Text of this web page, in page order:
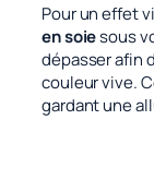
Pour un effet
en soiesous
dépasser afin
couleur vive.
gardant une